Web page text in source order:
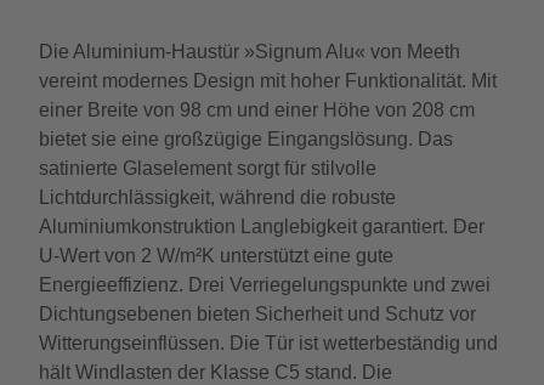
Die Aluminium-Haustür »Signum Alu« von Meeth
vereint modernes Design mit hoher Funktionalität. Mit
einer Breite von 98 cm und einer Höhe von 208 cm
bietet sie eine großzügige Eingangslösung. Das
satinierte Glaselement sorgt für stilvolle
Lichtdurchlässigkeit, während die robuste
Aluminiumkonstruktion Langlebigkeit garantiert. Der
U-Wert von 2 W/m²K unterstützt eine gute
Energieeffizienz. Drei Verriegelungspunkte und zwei
Dichtungsebenen bieten Sicherheit und Schutz vor
Witterungseinflüssen. Die Tür ist wetterbeständig und
hält Windlasten der Klasse C5 stand. Die